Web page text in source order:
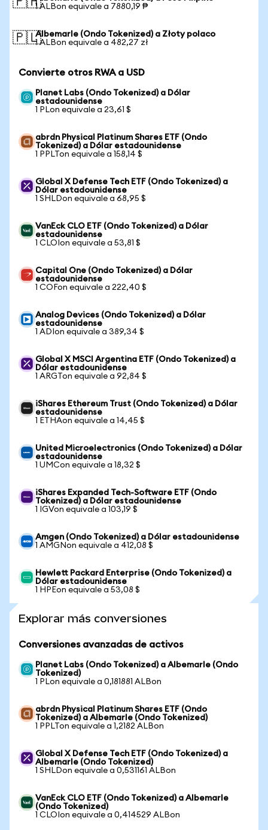
1 ALBon equivale a 7880,19 ₱
🇵🇱Albemarle (Ondo Tokenized) a Złoty polaco
1 ALBon equivale a 482,27 zł
Convierte otros RWA a USD
Planet Labs (Ondo Tokenized) a Dólar
estadounidense
1 PLon equivale a 23,61 $
abrdn Physical Platinum Shares ETF (Ondo
Tokenized) a Dólar estadounidense
1 PPLTon equivale a 158,14 $
Global X Defense Tech ETF (Ondo Tokenized) a
Dólar estadounidense
1 SHLDon equivale a 68,95 $
VanEck CLO ETF (Ondo Tokenized) a Dólar
estadounidense
1 CLOIon equivale a 53,81 $
Capital One (Ondo Tokenized) a Dólar
estadounidense
1 COFon equivale a 222,40 $
Analog Devices (Ondo Tokenized) a Dólar
estadounidense
1 ADIon equivale a 389,34 $
Global X MSCI Argentina ETF (Ondo Tokenized) a
Dólar estadounidense
1 ARGTon equivale a 92,84 $
iShares Ethereum Trust (Ondo Tokenized) a Dólar
estadounidense
1 ETHAon equivale a 14,45 $
United Microelectronics (Ondo Tokenized) a Dólar
estadounidense
1 UMCon equivale a 18,32 $
iShares Expanded Tech-Software ETF (Ondo
Tokenized) a Dólar estadounidense
1 IGVon equivale a 103,19 $
Amgen (Ondo Tokenized) a Dólar estadounidense
1 AMGNon equivale a 412,08 $
Hewlett Packard Enterprise (Ondo Tokenized) a
Dólar estadounidense
1 HPEon equivale a 53,08 $
Explorar más conversiones
Conversiones avanzadas de activos
Planet Labs (Ondo Tokenized) a Albemarle (Ondo
Tokenized)
1 PLon equivale a 0,181881 ALBon
abrdn Physical Platinum Shares ETF (Ondo
Tokenized) a Albemarle (Ondo Tokenized)
1 PPLTon equivale a 1,2182 ALBon
Global X Defense Tech ETF (Ondo Tokenized) a
Albemarle (Ondo Tokenized)
1 SHLDon equivale a 0,531161 ALBon
VanEck CLO ETF (Ondo Tokenized) a Albemarle
(Ondo Tokenized)
1 CLOIon equivale a 0,414529 ALBon